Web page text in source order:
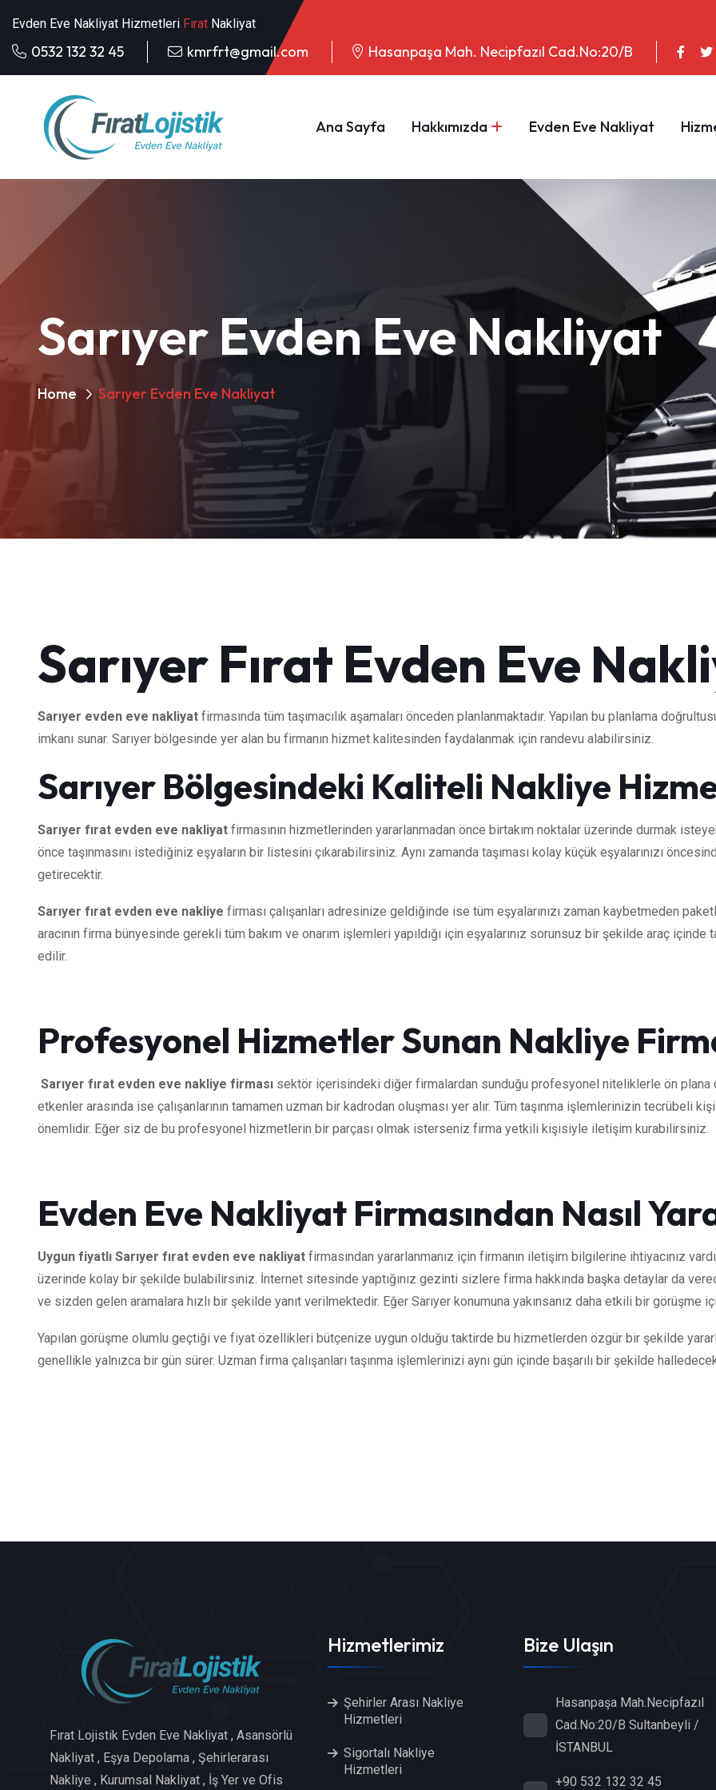
Evden Eve Nakliyat Hizmetleri Fırat Nakliyat
0532 132 32 45 kmrfrt@gmail.com Hasanpaşa Mah. Necipfazıl Cad.No:20/B
Ana Sayfa Hakkımızda Evden Eve Nakliyat
Sarıyer Evden Eve Nakliyat
Home Sarıyer Evden Eve Nakliyat
Sarıyer Fırat Evden Eve
Sarıyer evden eve nakliyat firmasında tüm taşımacılık aşamaları önceden planlanmaktadır. Yapılan bu planlama
imkanı sunar. Sarıyer bölgesinde yer alan bu firmanın hizmet kalitesinden faydalanmak için randevu alabilirsiniz.
Sarıyer Bölgesindeki Kaliteli Nakliye
Sarıyer fırat evden eve nakliyat firmasının hizmetlerinden yararlanmadan önce birtakım noktalar üzerinde durmak
önce taşınmasını istediğiniz eşyaların bir listesini çıkarabilirsiniz. Aynı zamanda taşıması kolay küçük eşyalarınızı
getirecektir.
Sarıyer fırat evden eve nakliye firması çalışanları adresinize geldiğinde ise tüm eşyalarınızı zaman kaybetmeden
aracının firma bünyesinde gerekli tüm bakım ve onarım işlemleri yapıldığı için eşyalarınız sorunsuz bir şekilde araç içinde
edilir.
Profesyonel Hizmetler Sunan Nakliye
Sarıyer fırat evden eve nakliye firması sektör içerisindeki diğer firmalardan sunduğu profesyonel niteliklerle ön plana
etkenler arasında ise çalışanlarının tamamen uzman bir kadrodan oluşması yer alır. Tüm taşınma işlemlerinizin tecrübeli
önemlidir. Eğer siz de bu profesyonel hizmetlerin bir parçası olmak isterseniz firma yetkili kişisiyle iletişim kurabilirsiniz.
Evden Eve Nakliyat Firmasından Nasıl
Uygun fiyatlı Sarıyer fırat evden eve nakliyat firmasından yararlanmanız için firmanın iletişim bilgilerine ihtiyacınız
üzerinde kolay bir şekilde bulabilirsiniz. İnternet sitesinde yaptığınız gezinti sizlere firma hakkında başka detaylar da
ve sizden gelen aramalara hızlı bir şekilde yanıt verilmektedir. Eğer Sarıyer konumuna yakınsanız daha etkili bir
Yapılan görüşme olumlu geçtiği ve fiyat özellikleri bütçenize uygun olduğu taktirde bu hizmetlerden özgür bir şekilde
genellikle yalnızca bir gün sürer. Uzman firma çalışanları taşınma işlemlerinizi aynı gün içinde başarılı bir şekilde
Fırat Lojistik Evden Eve Nakliyat , Asansörlü
Nakliyat , Eşya Depolama , Şehirlerarası
Nakliye , Kurumsal Nakliyat , İş Yer ve Ofis
Hizmetlerimiz
Şehirler Arası Nakliye
Hizmetleri
Sigortalı Nakliye
Hizmetleri
Bize Ulaşın
Hasanpaşa Mah.Necipfazıl
Cad.No:20/B Sultanbeyli /
İSTANBUL
+90 532 132 32 45